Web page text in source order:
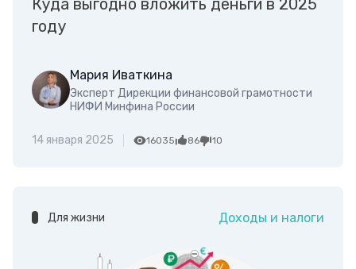
Куда выгодно вложить деньги в 2025
году
Мария Иваткина
Эксперт Дирекции финансовой грамотности
НИФИ Минфина России
14 января 2025 16035 86 10
Для жизни Доходы и налоги